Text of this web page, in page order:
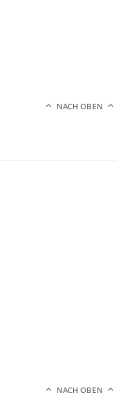
NACH OBEN
NACH OBEN